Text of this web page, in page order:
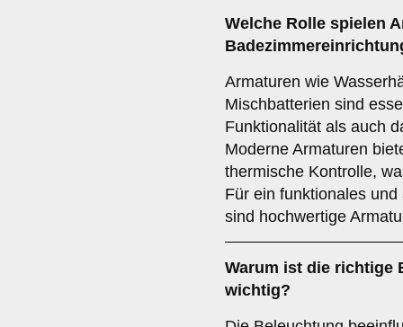
Welche Rolle spielen
Armaturen wie
Mischbatterien sind
Funktionalität als auch
Moderne Armaturen
thermische Kontrolle,
Für ein funktionales
sind hochwertige
Warum ist die richtige
wichtig?